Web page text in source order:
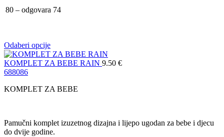
80 – odgovara 74
Odaberi opcije
KOMPLET ZA BEBE RAIN 9.50 €
688086
KOMPLET ZA BEBE
Pamučni komplet izuzetnog dizajna i lijepo ugodan za bebe i djecu
do dvije godine.